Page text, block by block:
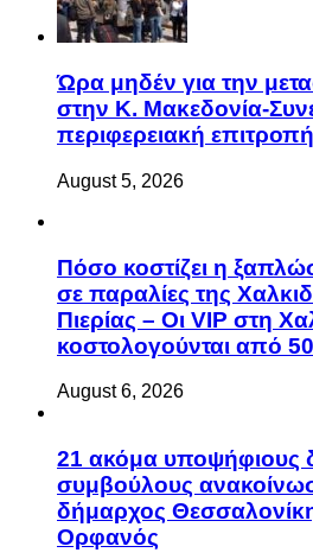
Ώρα μηδέν για την
στην Κ. Μακεδονία-
περιφερειακή επιτροπή
August 5, 2026
Πόσο κοστίζει η
σε παραλίες της
Πιερίας – Οι VIP στη
κοστολογούνται από
August 6, 2026
21 ακόμα υποψήφιους
συμβούλους
δήμαρχος
Ορφανός